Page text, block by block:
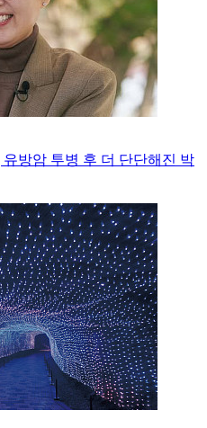
방암 투병 후 더 단단해진 박